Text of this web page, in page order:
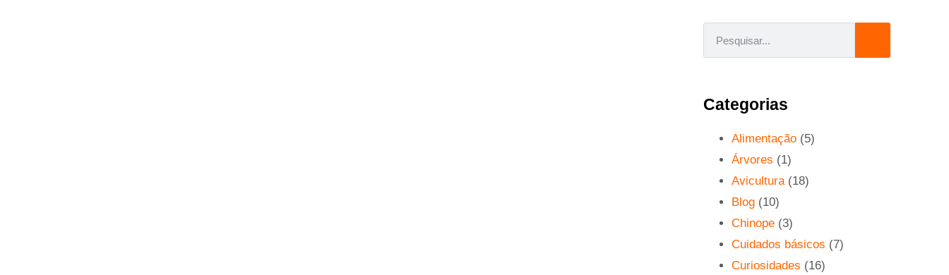
Categorias
Alimentação (5)
Árvores (1)
Avicultura(18)
Blog (10)
Chinope (3)
Cuidados básicos (7)
Curiosidades (16)